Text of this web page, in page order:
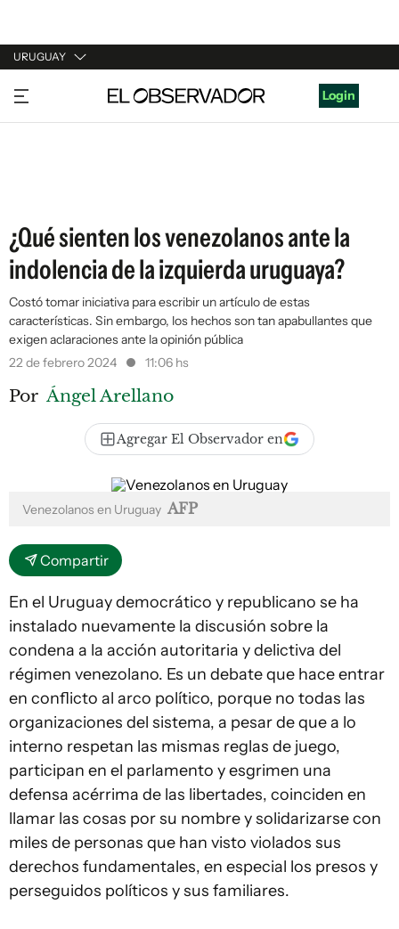
URUGUAY
URUGUAY
ARGENTINA
Login
¿Qué sienten los venezolanos ante la
indolencia de la izquierda uruguaya?
Costó tomar iniciativa para escribir un artículo de estas
características. Sin embargo, los hechos son tan apabullantes que
exigen aclaraciones ante la opinión pública
22 de febrero 2024
11:06 hs
Por Ángel Arellano
Agregar El Observador en
Venezolanos en Uruguay AFP
Compartir
En el Uruguay democrático y republicano se ha
instalado nuevamente la discusión sobre la
condena a la acción autoritaria y delictiva del
régimen venezolano. Es un debate que hace entrar
en conflicto al arco político, porque no todas las
organizaciones del sistema, a pesar de que a lo
interno respetan las mismas reglas de juego,
participan en el parlamento y esgrimen una
defensa acérrima de las libertades, coinciden en
llamar las cosas por su nombre y solidarizarse con
miles de personas que han visto violados sus
derechos fundamentales, en especial los presos y
perseguidos políticos y sus familiares.